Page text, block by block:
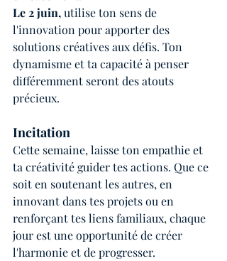
Le 2 juin, utilise ton sens de
l'innovation pour apporter des
solutions créatives aux défis. Ton
dynamisme et ta capacité à penser
différemment seront des atouts
précieux.
Incitation
Cette semaine, laisse ton empathie et
ta créativité guider tes actions. Que ce
soit en soutenant les autres, en
innovant dans tes projets ou en
renforçant tes liens familiaux, chaque
jour est une opportunité de créer
l'harmonie et de progresser.